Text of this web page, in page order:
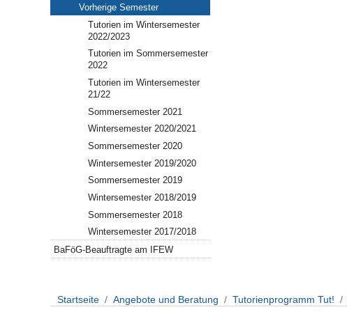
Vorherige Semester
Tutorien im Wintersemester
2022/2023
Tutorien im Sommersemester
2022
Tutorien im Wintersemester
21/22
Sommersemester 2021
Wintersemester 2020/2021
Sommersemester 2020
Wintersemester 2019/2020
Sommersemester 2019
Wintersemester 2018/2019
Sommersemester 2018
Wintersemester 2017/2018
BaFöG-Beauftragte am IFEW
Startseite Angebote und Beratung Tutorienprogramm Tut!